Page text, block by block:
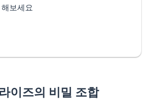
해보세요
이즈의 비밀 조합